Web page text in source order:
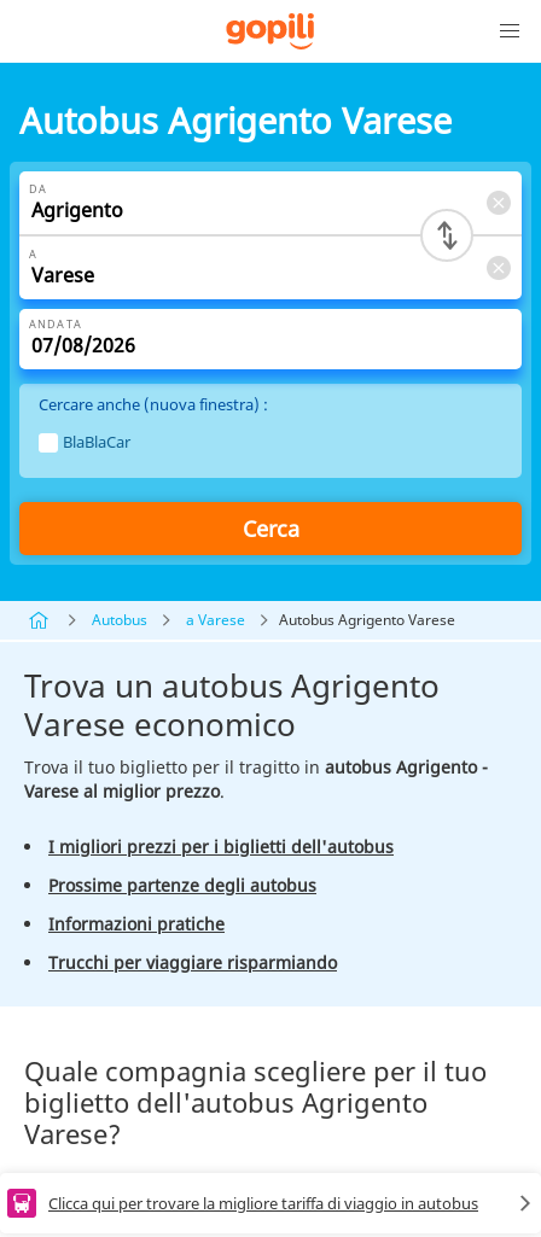
Autobus Agrigento Varese
DA
A
ANDATA
Cercare anche (nuova finestra) :
BlaBlaCar
Cerca
Autobus a Varese Autobus Agrigento Varese
Trova un autobus Agrigento
Varese economico
Trova il tuo biglietto per il tragitto in autobus Agrigento -
Varese al miglior prezzo.
I migliori prezzi per i biglietti dell'autobus
Prossime partenze degli autobus
Informazioni pratiche
Trucchi per viaggiare risparmiando
Quale compagnia scegliere per il tuo
biglietto dell'autobus Agrigento
Varese?
Clicca qui per trovare la migliore tariffa di viaggio in autobus